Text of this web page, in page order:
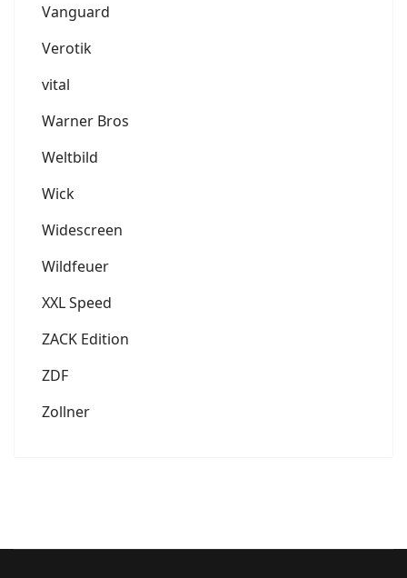
Vanguard
Verotik
vital
Warner Bros
Weltbild
Wick
Widescreen
Wildfeuer
XXL Speed
ZACK Edition
ZDF
Zollner